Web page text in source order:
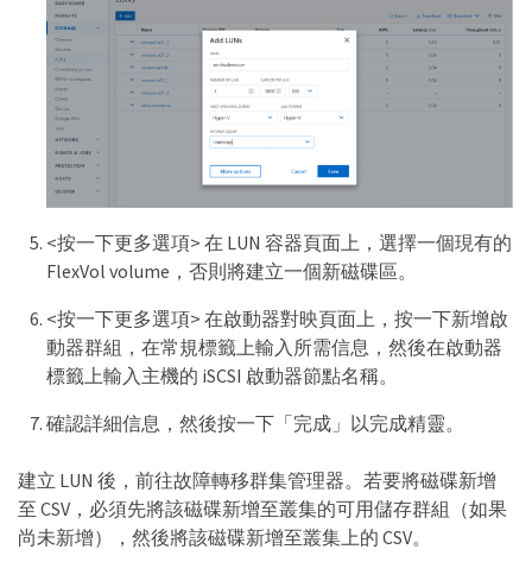
<按一下更多選項> 在 LUN 容器頁面上，選擇一個現有的
FlexVol volume，否則將建立一個新磁碟區。
<按一下更多選項> 在啟動器對映頁面上，按一下新增啟
動器群組，在常規標籤上輸入所需信息，然後在啟動器
標籤上輸入主機的 iSCSI 啟動器節點名稱。
確認詳細信息，然後按一下「完成」以完成精靈。
建立 LUN 後，前往故障轉移群集管理器。若要將磁碟新增
至 CSV，必須先將該磁碟新增至叢集的可用儲存群組（如果
尚未新增），然後將該磁碟新增至叢集上的 CSV。